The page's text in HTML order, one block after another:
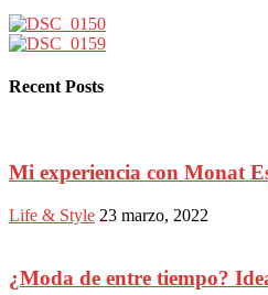
Recent Posts
Mi experiencia con Monat
Life & Style 23 marzo, 2022
¿Moda de entre tiempo?